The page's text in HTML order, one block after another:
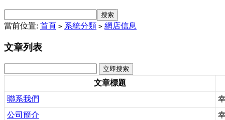
當前位置: 首頁 > 系統分類 > 網店信息
文章列表
文章標題
聯系我們
公司簡介